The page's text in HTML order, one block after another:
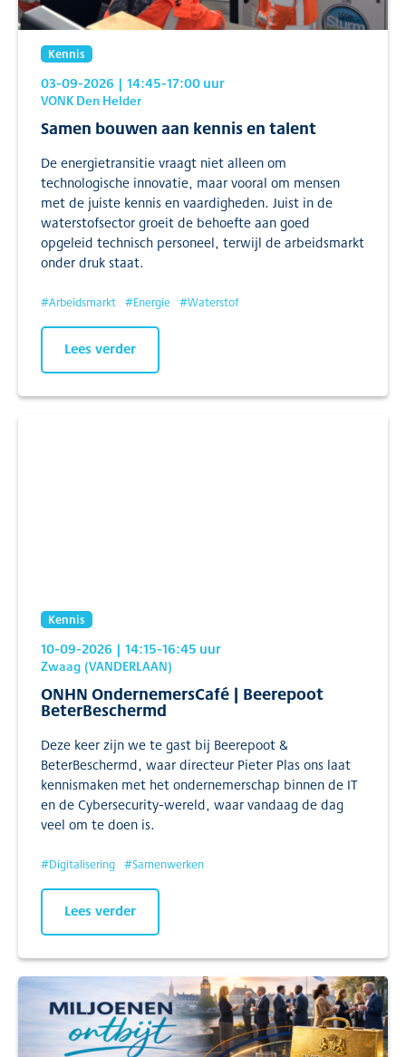
Kennis
03-09-2026 | 14:45-17:00uur
VONK Den Helder
Samen bouwen aan kennis en talent
De energietransitie vraagt niet alleen om
technologische innovatie, maar vooral om mensen
met de juiste kennis en vaardigheden. Juist in de
waterstofsector groeit de behoefte aan goed
opgeleid technisch personeel, terwijl de arbeidsmarkt
onder druk staat.
#Arbeidsmarkt #Energie #Waterstof
Lees verder
Kennis
10-09-2026 | 14:15-16:45 uur
Zwaag (VANDERLAAN)
ONHN OndernemersCafé | Beerepoot
BeterBeschermd
Deze keer zijn we te gast bij Beerepoot &
BeterBeschermd, waar directeur Pieter Plas ons laat
kennismaken met het ondernemerschap binnen de IT
en de Cybersecurity-wereld, waar vandaag de dag
veel om te doen is.
#Digitalisering #Samenwerken
Lees verder